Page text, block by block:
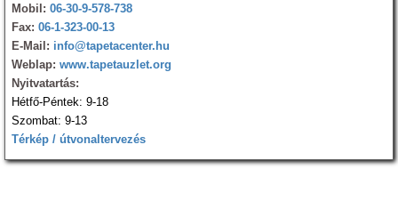
Mobil: 06-30-9-578-738
Fax: 06-1-323-00-13
E-Mail: info@tapetacenter.hu
Weblap: www.tapetauzlet.org
Nyitvatartás:
Hétfő-Péntek: 9-18
Szombat: 9-13
Térkép / útvonaltervezés